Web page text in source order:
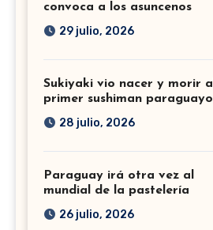
convoca a los asuncenos
29 julio, 2026
Sukiyaki vio nacer y morir al
primer sushiman paraguayo
28 julio, 2026
Paraguay irá otra vez al
mundial de la pastelería
26 julio, 2026